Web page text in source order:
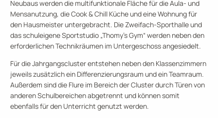
Neubaus werden die multifunktionale Fläche für die Aula- und
Mensanutzung, die Cook & Chill Küche und eine Wohnung für
den Hausmeister untergebracht. Die Zweifach-Sporthalle und
das schuleigene Sportstudio „Thomy’s Gym“ werden neben den
erforderlichen Technikräumen im Untergeschoss angesiedelt.
Für die Jahrgangscluster entstehen neben den Klassenzimmern
jeweils zusätzlich ein Differenzierungsraum und ein Teamraum.
Außerdem sind die Flure im Bereich der Cluster durch Türen von
anderen Schulbereichen abgetrennt und können somit
ebenfalls für den Unterricht genutzt werden.